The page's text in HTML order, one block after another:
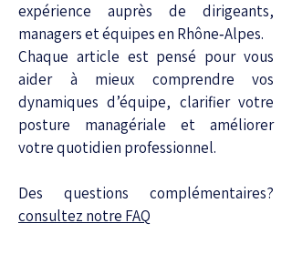
expérience auprès de dirigeants,
managers et équipes en Rhône‑Alpes.
Chaque article est pensé pour vous
aider à mieux comprendre vos
dynamiques d’équipe, clarifier votre
posture managériale et améliorer
votre quotidien professionnel.
Des questions complémentaires?
consultez notre FAQ